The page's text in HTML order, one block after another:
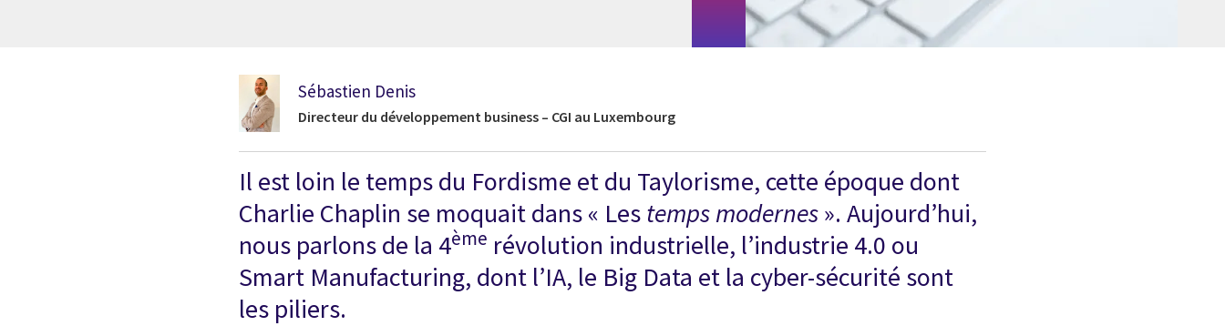
Sébastien Denis
Directeur du développement business – CGI au Luxembourg
Il est loin le temps du Fordisme et du Taylorisme, cette époque dont
Charlie Chaplin se moquait dans « Lestemps modernes». Aujourd’hui,
nous parlons de la 4ème révolution industrielle, l’industrie 4.0 ou
Smart Manufacturing, dont l’IA, le Big Data et la cyber-sécurité sont
les piliers.